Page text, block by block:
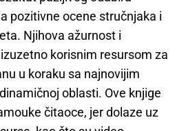
pozitivne ocene stručnjaka i
Njihova ažurnost i
korisnim resursom za
u koraku sa najnovijim
oblasti. Ove knjige
čitaoce, jer dolaze uz